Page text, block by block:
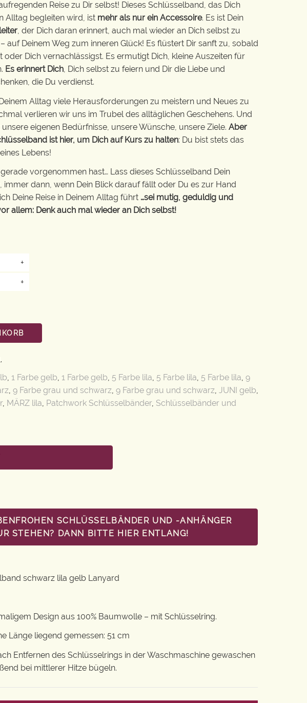
Reise zu Dir selbst! Dieses Schlüsselband, das Dich
Alltag begleiten wird, ist mehr als nur ein Accessoire. Es ist Dein
, der Dich daran erinnert, auch mal wieder an Dich selbst zu
– auf Deinem Weg zum inneren Glück! Es flüstert Dir sanft zu, sobald
oder Dich vernachlässigst. Es ermutigt Dich, kleine Auszeiten für
Es erinnert Dich, Dich selbst zu feiern und Dir die Liebe und
die Du verdienst.
Alltag viele Herausforderungen zu meistern und Neues zu
verlieren wir uns im Trubel des alltäglichen Geschehens. Und
eigenen Bedürfnisse, unsere Wünsche, unsere Ziele. Aber
ist hier, um Dich auf Kurs zu halten: Du bist stets das
Lebens!
vorgenommen hast… Lass dieses Schlüsselband Dein
immer dann, wenn Dein Blick darauf fällt oder Du es zur Hand
Deine Reise in Deinem Alltag führt …sei mutig, geduldig und
allem: Denk auch mal wieder an Dich selbst!
+
+
.
1 Farbe gelb 1 Farbe gelb 5 Farbe lila 5 Farbe lila 5 Farbe lila 9
9 Farbe grau und schwarz 9 Farbe grau und schwarz JUNI gelb
, MÄRZ lila Patchwork Schlüsselbänder, Schlüsselbänder und
SCHLÜSSELBÄNDER UND -ANHÄNGER
STEHEN? DANN BITTE HIER ENTLANG!
schwarz lila gelb Lanyard
Design aus 100% Baumwolle – mit Schlüsselring.
Länge liegend gemessen: 51 cm
Entfernen des Schlüsselrings in der Waschmaschine gewaschen
bei mittlerer Hitze bügeln.